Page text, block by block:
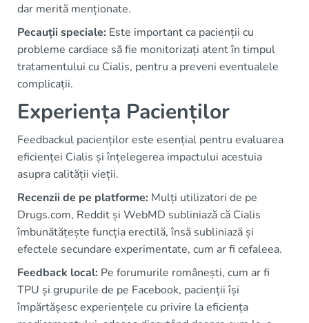
dar merită menționate.
Pecauții speciale: Este important ca pacienții cu
probleme cardiace să fie monitorizați atent în timpul
tratamentului cu Cialis, pentru a preveni eventualele
complicații.
Experiența Pacienților
Feedbackul pacienților este esențial pentru evaluarea
eficienței Cialis și înțelegerea impactului acestuia
asupra calității vieții.
Recenzii de pe platforme: Mulți utilizatori de pe
Drugs.com, Reddit și WebMD subliniază că Cialis
îmbunătățește funcția erectilă, însă subliniază și
efectele secundare experimentate, cum ar fi cefaleea.
Feedback local: Pe forumurile românești, cum ar fi
TPU și grupurile de pe Facebook, pacienții își
împărtășesc experiențele cu privire la eficiența